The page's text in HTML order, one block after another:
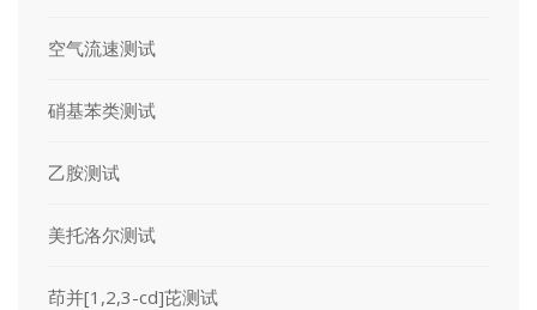
空气流速测试
硝基苯类测试
乙胺测试
美托洛尔测试
茚并[1,2,3-cd]芘测试